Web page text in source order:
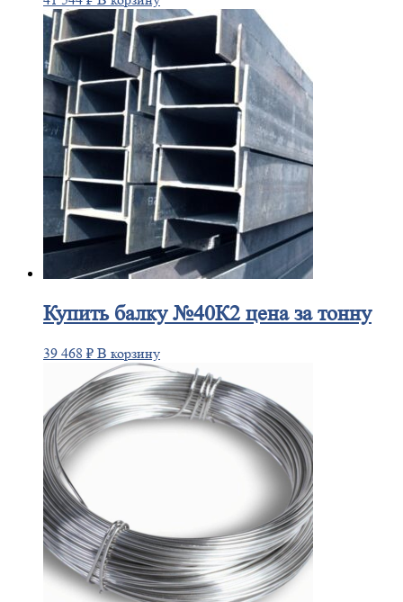
Купитьбалку №40К2 цена за тонну
39 468 ₽ В корзину